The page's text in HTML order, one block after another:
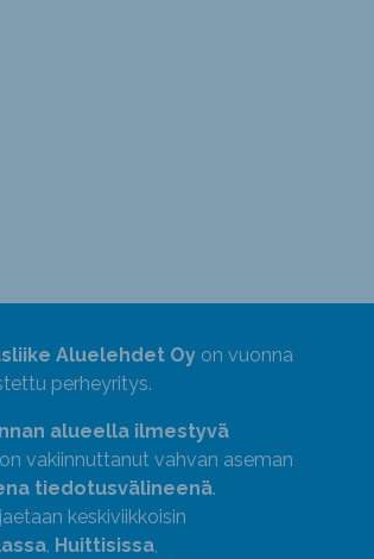
Aluelehdet Oyon vuonna
perheyritys.
alueella ilmestyvä
vakiinnuttanut vahvan aseman
tiedotusvälineenä.
keskiviikkoisin
, Huittisissa,